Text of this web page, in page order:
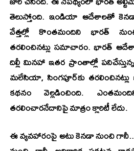
తెలుస్తోంది. ఇండియా ఆదేశాలతో
వేత్తల్లో కొంతమందిని భారత్
తరలించినట్లు సమాచారం. భారత్
దిల్లీ మినహా ఇతర ప్రాంతాల్లో
మలేసియా, సింగపూర్‌కు
కథనం వెల్లడించింది.
తరలించారనేదానిపై మాత్రం క్లారిటీ లేదు.
ఈ వ్యవహారంపై అటు కెనడా నుంచి గానీ..